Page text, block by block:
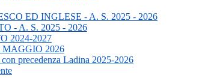
ED INGLESE - A. S. 2025 - 2026
- A. S. 2025 - 2026
2024-2027
2026
precedenza Ladina 2025-2026